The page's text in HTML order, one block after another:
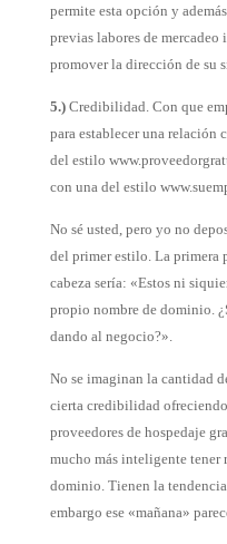
permite esta opción y
previas labores de
promover la dirección de su
5.)Credibilidad. Con que
para establecer una relación
del estilo
con una del estilo
No sé usted, pero yo no
del primer estilo. La primera
cabeza sería: «Estos ni
propio nombre de dominio.
dando al negocio?».
No se imaginan la cantidad
cierta credibilidad
proveedores de hospedaje
mucho más inteligente tener
dominio. Tienen la
embargo ese «mañana»